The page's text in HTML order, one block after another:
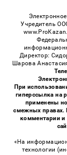
Учредитель
Директор:
Шарова
При
гиперссылка на
применены
смежных правах.
комментарии и
«На
технологии